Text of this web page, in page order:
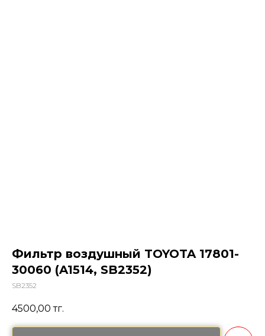
Фильтр воздушный TOYOTA 17801-
30060 (A1514, SB2352)
SB2352
4500,00 тг.